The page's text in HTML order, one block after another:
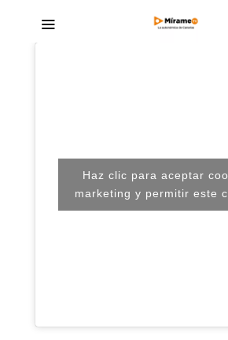
Haz clic para aceptar
marketing y permitir este